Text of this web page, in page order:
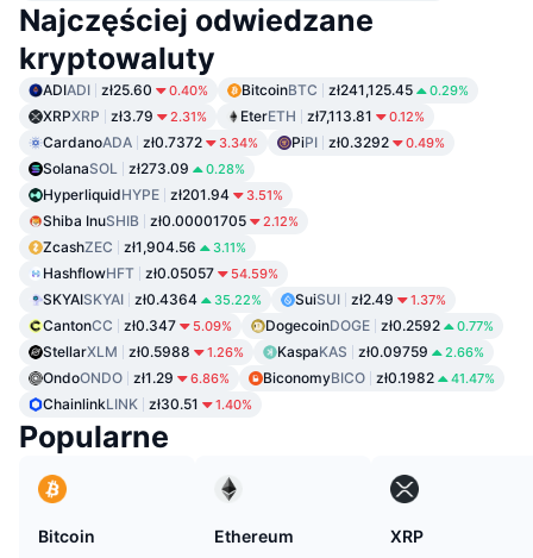
Najczęściej odwiedzane
kryptowaluty
ADIADI zł25.60 0.40% BitcoinBTC zł241,125.45 0.29%
XRPXRP zł3.79 2.31% EterETH zł7,113.81 0.12%
CardanoADA zł0.7372 3.34% PiPI zł0.3292 0.49%
SolanaSOL zł273.09 0.28%
HyperliquidHYPE zł201.94 3.51%
Shiba InuSHIB zł0.00001705 2.12%
ZcashZEC zł1,904.56 3.11%
HashflowHFT zł0.05057 54.59%
SKYAISKYAI zł0.4364 35.22% SuiSUI zł2.49 1.37%
CantonCC zł0.347 5.09% DogecoinDOGE zł0.2592 0.77%
StellarXLM zł0.5988 1.26% KaspaKAS zł0.09759 2.66%
OndoONDO zł1.29 6.86% BiconomyBICO zł0.1982 41.47%
ChainlinkLINK zł30.51 1.40%
Popularne
Bitcoin
Ethereum
XRP